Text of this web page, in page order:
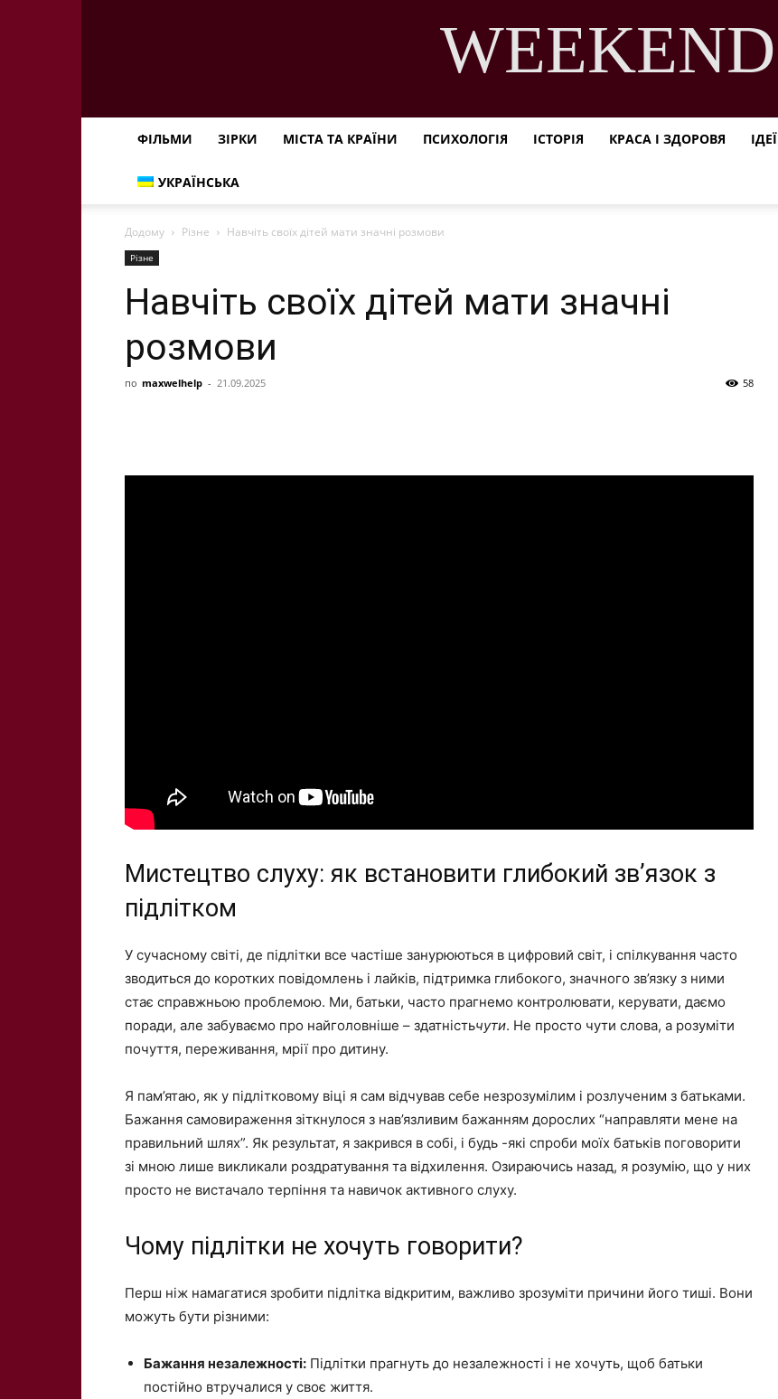
WEEKEND
ФІЛЬМИ ЗІРКИ МІСТА ТА КРАЇНИ ПСИХОЛОГІЯ ІСТОРІЯ КРАСА І ЗДОРОВЯ ІДЕЇ
УКРАЇНСЬКА
Додому Різне Навчіть своїх дітей мати значні розмови
Різне
Навчіть своїх дітей мати значні
розмови
по maxwelhelp - 21.09.2025 58
Мистецтво слуху: як встановити глибокий зв’язок з
підлітком
У сучасному світі, де підлітки все частіше занурюються в цифровий світ, і спілкування часто
зводиться до коротких повідомлень і лайків, підтримка глибокого, значного зв’язку з ними
стає справжньою проблемою. Ми, батьки, часто прагнемо контролювати, керувати, даємо
поради, але забуваємо про найголовніше – здатністьчути. Не просто чути слова, а розуміти
почуття, переживання, мрії про дитину.
Я пам’ятаю, як у підлітковому віці я сам відчував себе незрозумілим і розлученим з батьками.
Бажання самовираження зіткнулося з нав’язливим бажанням дорослих “направляти мене на
правильний шлях”. Як результат, я закрився в собі, і будь -які спроби моїх батьків поговорити
зі мною лише викликали роздратування та відхилення. Озираючись назад, я розумію, що у них
просто не вистачало терпіння та навичок активного слуху.
Чому підлітки не хочуть говорити?
Перш ніж намагатися зробити підлітка відкритим, важливо зрозуміти причини його тиші. Вони
можуть бути різними:
Бажання незалежності: Підлітки прагнуть до незалежності і не хочуть, щоб батьки
постійно втручалися у своє життя.